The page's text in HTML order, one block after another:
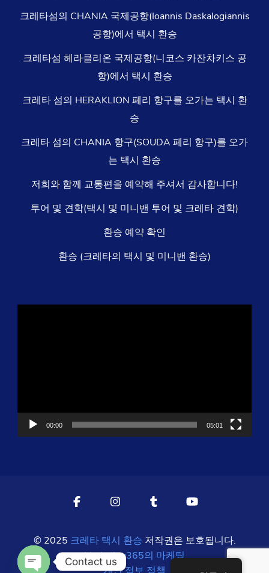
크레타섬의 CHANIA 국제공항(Ioannis Daskalogiannis
공항)에서 택시 환승
크레타섬 헤라클리온 국제공항(니코스 카잔차키스 공
항)에서 택시 환승
크레타 섬의 HERAKLION 페리 항구를 오가는 택시 환
승
크레타 섬의 CHANIA 항구(SOUDA 페리 항구)를 오가
는 택시 환승
저희와 함께 교통편을 예약해 주셔서 감사합니다!
투어 및 견학(택시 및 미니밴 투어 및 크레타 견학)
환승 예약 확인
환승 (크레타의 택시 및 미니밴 환승)
어
00:00 05:01
© 2025 크레타 택시 환승 저작권은 보호됩니다.
Marketing365의 마케팅
Contact us